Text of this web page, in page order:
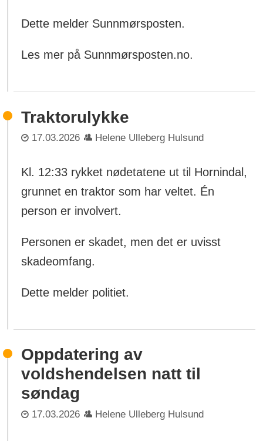
Dette melder Sunnmørsposten.
Les mer på Sunnmørsposten.no.
Traktorulykke
17.03.2026 Helene Ulleberg Hulsund
Kl. 12:33 rykket nødetatene ut til Hornindal,
grunnet en traktor som har veltet. Én
person er involvert.
Personen er skadet, men det er uvisst
skadeomfang.
Dette melder politiet.
Oppdatering av
voldshendelsen natt til
søndag
17.03.2026 Helene Ulleberg Hulsund